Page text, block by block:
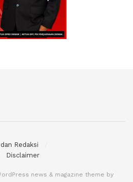
Redaksi
Disclaimer
news & magazine theme by